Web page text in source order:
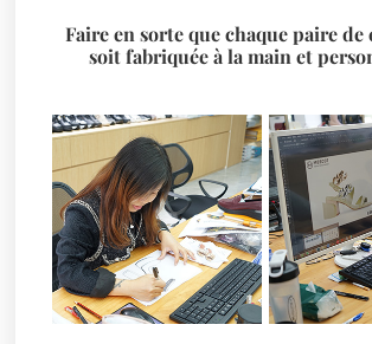
Faire en sorte que chaque paire de
soit fabriquée à la main et